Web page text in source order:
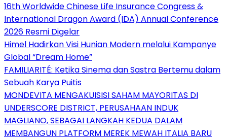
16th Worldwide Chinese Life Insurance Congress &
International Dragon Award (IDA) Annual Conference
2026 Resmi Digelar
Himel Hadirkan Visi Hunian Modern melalui Kampanye
Global “Dream Home”
FAMILIARITÉ: Ketika Sinema dan Sastra Bertemu dalam
Sebuah Karya Puitis
MONDEVITA MENGAKUISISI SAHAM MAYORITAS DI
UNDERSCORE DISTRICT, PERUSAHAAN INDUK
MAGLIANO, SEBAGAI LANGKAH KEDUA DALAM
MEMBANGUN PLATFORM MEREK MEWAH ITALIA BARU